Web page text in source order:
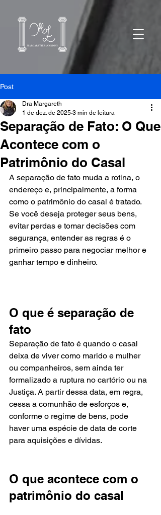
Post
Separação de Fato: O Que
Acontece com o
Patrimônio do Casal
Dra Margareth
1 de dez. de 2025 3 min de leitura
A separação de fato muda a rotina, o
endereço e, principalmente, a forma
como o patrimônio do casal é tratado.
Se você deseja proteger seus bens,
evitar perdas e tomar decisões com
segurança, entender as regras é o
primeiro passo para negociar melhor e
ganhar tempo e dinheiro.
O que é separação de
fato
Separação de fato é quando o casal
deixa de viver como marido e mulher
ou companheiros, sem ainda ter
formalizado a ruptura no cartório ou na
Justiça. A partir dessa data, em regra,
cessa a comunhão de esforços e,
conforme o regime de bens, pode
haver uma espécie de data de corte
para aquisições e dívidas.
O que acontece com o
patrimônio do casal